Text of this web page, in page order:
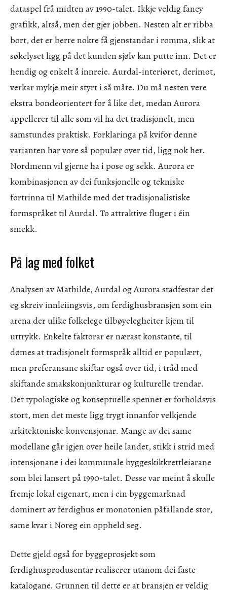
dataspel frå midten av 1990-talet. Ikkje veldig fancy
grafikk, altså, men det gjer jobben. Nesten alt er ribba
bort, det er berre nokre få gjenstandar i romma, slik at
søkelyset ligg på det kunden sjølv kan putte inn. Det er
hendig og enkelt å innreie. Aurdal-interiøret, derimot,
verkar mykje meir styrt i så måte. Du må nesten vere
ekstra bondeorientert for å like det, medan Aurora
appellerer til alle som vil ha det tradisjonelt, men
samstundes praktisk. Forklaringa på kvifor denne
varianten har vore så populær over tid, ligg nok her.
Nordmenn vil gjerne ha i pose og sekk. Aurora er
kombinasjonen av dei funksjonelle og tekniske
fortrinna til Mathilde med det tradisjonalistiske
formspråket til Aurdal. To attraktive fluger i éin
smekk.
På lag med folket
Analysen av Mathilde, Aurdal og Aurora stadfestar det
eg skreiv innleiingsvis, om ferdighusbransjen som ein
arena der ulike folkelege tilbøyelegheiter kjem til
uttrykk. Enkelte faktorar er nærast konstante, til
dømes at tradisjonelt formspråk alltid er populært,
men preferansane skiftar også over tid, i tråd med
skiftande smakskonjunkturar og kulturelle trendar.
Det typologiske og konseptuelle spennet er forholdsvis
stort, men det meste ligg trygt innanfor velkjende
arkitektoniske konvensjonar. Mange av dei same
modellane går igjen over heile landet, stikk i strid med
intensjonane i dei kommunale byggeskikkrettleiarane
som blei lansert på 1990-talet. Desse var meint å skulle
fremje lokal eigenart, men i ein byggemarknad
dominert av ferdighus er monotonien påfallande stor,
same kvar i Noreg ein oppheld seg.
Dette gjeld også for byggeprosjekt som
ferdighusprodusentar realiserer utanom dei faste
katalogane. Grunnen til dette er at bransjen er veldig